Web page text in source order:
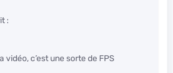
:
vidéo, c’est une sorte de FPS